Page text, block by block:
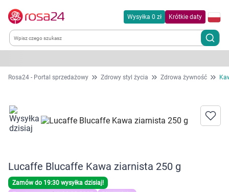
Wysyłka 0 zł Krótkie daty
Kategorie
Dla zwierząt
Zdrowie
Rosa24 - Portal sprzedażowy Zdrowy styl życia Zdrowa żywność
Lucaffe Blucaffe Kawa ziarnista 250 g
Zamów do 19:30 wysyłka dzisiaj!